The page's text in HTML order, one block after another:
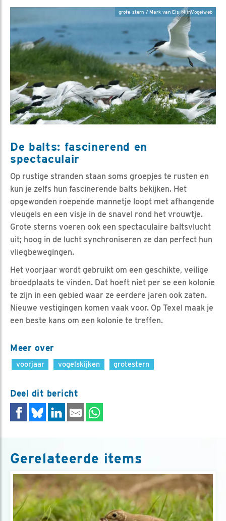
grote stern / Mark van Els-MijnVogelweb
De balts: fascinerend en
spectaculair
Op rustige stranden staan soms groepjes te rusten en
kun je zelfs hun fascinerende balts bekijken. Het
opgewonden roepende mannetje loopt met afhangende
vleugels en een visje in de snavel rond het vrouwtje.
Grote sterns voeren ook een spectaculaire baltsvlucht
uit; hoog in de lucht synchroniseren ze dan perfect hun
vliegbewegingen.
Het voorjaar wordt gebruikt om een geschikte, veilige
broedplaats te vinden. Dat hoeft niet per se een kolonie
te zijn in een gebied waar ze eerdere jaren ook zaten.
Nieuwe vestigingen komen vaak voor. Op Texel maak je
een beste kans om een kolonie te treffen.
Meer over
voorjaar vogelskijken grotestern
Deel dit bericht
Gerelateerde items